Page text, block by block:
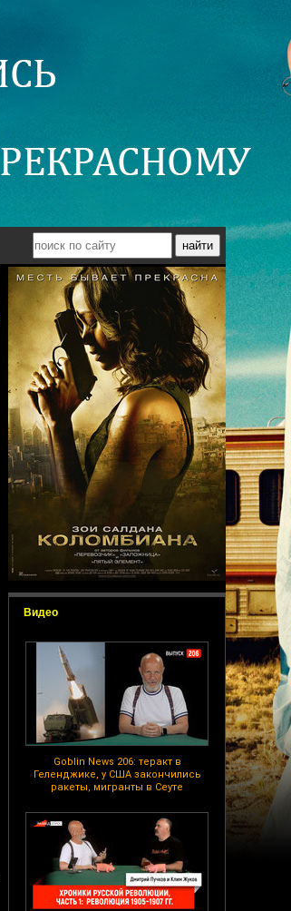
Видео
Goblin News 206: теракт в
Геленджике, у США закончились
ракеты, мигранты в Сеуте